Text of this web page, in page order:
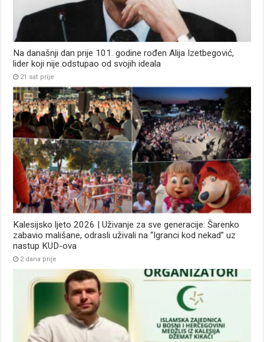
Na današnji dan prije 101. godine rođen Alija Izetbegović,
lider koji nije odstupao od svojih ideala
21 sat prije
Kalesijsko ljeto 2026 | Uživanje za sve generacije: Šarenko
zabavio mališane, odrasli uživali na “Igranci kod nekad” uz
nastup KUD-ova
2 dana prije